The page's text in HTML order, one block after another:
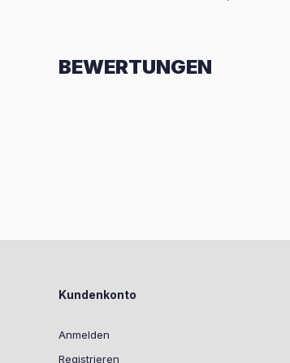
BEWERTUNGEN
Kundenkonto
Anmelden
Registrieren